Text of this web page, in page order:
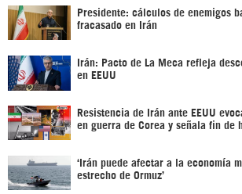
Presidente: cálculos de enemigos
fracasado en Irán
Irán: Pacto de La Meca refleja
en EEUU
Resistencia de Irán ante EEUU
en guerra de Corea y señala fin de
‘Irán puede afectar a la economía
estrecho de Ormuz’